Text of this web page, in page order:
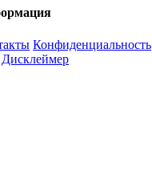
Конфиденциальность
Дисклеймер